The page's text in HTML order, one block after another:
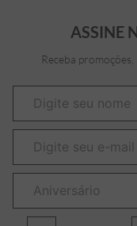
ASSINE
Receba